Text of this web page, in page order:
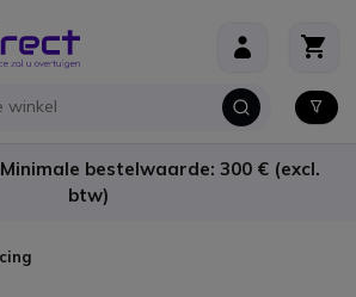
bestelwaarde: 300 € (excl.
btw)